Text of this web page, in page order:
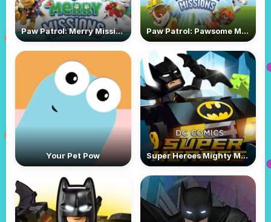
Paw Patrol: Merry Missions Paw Patrol: Pawsome Missions Adventure Bay
Your Pet Pow Super Heroes Mighty Micros